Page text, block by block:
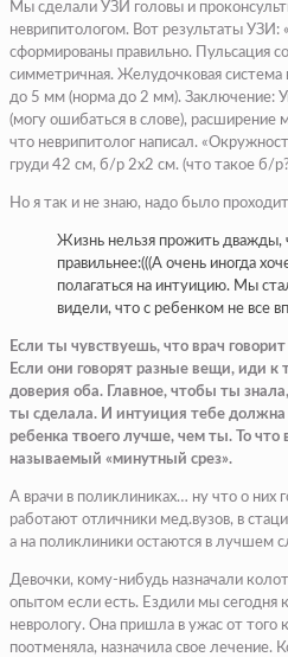
Мы сделали УЗИ головы и
неврипитологом. Вот результаты УЗИ:
сформированы правильно. Пульсация
симметричная. Желудочковая
до 5 мм (норма до 2 мм). Заключение:
(могу ошибаться в слове),
что неврипитолог написал.
груди 42 см, б/р 2х2 см. (что такое б/
Но я так и не знаю, надо было
Жизнь нельзя прожить дважды,
правильнее:(((А очень иногда
полагаться на интуицию. Мы
видели, что с ребенком не все
Если ты чувствуешь, что врач
Если они говорят разные вещи, иди к
доверия оба. Главное, чтобы ты
ты сделала. И интуиция тебе должна
ребенка твоего лучше, чем ты. То что
называемый «минутный срез».
А врачи в поликлиниках… ну что о них
работают отличники мед.вузов, в
а на поликлиники остаются в лучшем
Девочки, кому-нибудь назначали
опытом если есть. Ездили мы
неврологу. Она пришла в ужас от того
поотменяла, назначила свое лечение.